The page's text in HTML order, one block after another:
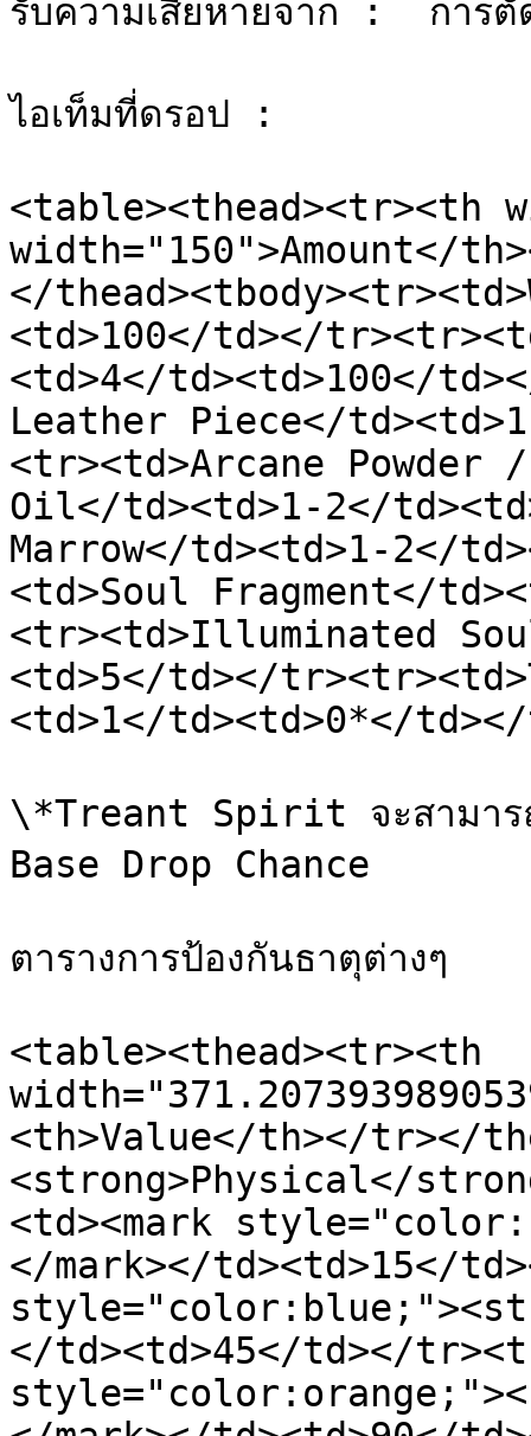
รับความเสียหายจาก :  การ
ไอเท็มที่ดรอป :
<table><thead><tr><th
width="150">Amount</
</
<td>100</td></
<td>4</td><td>100</
Leather Piece</
<tr><td>Arcane
Oil</td><td>1-2</
Marrow</td><td>1-2</
<td>Soul Fragment</
<tr><td>Illuminated
<td>5</td></
<td>1</td><td>0*</
\*Treant Spirit จะสามารถ
Base Drop Chance
ตารางการป้องกันธาตุต่างๆ
<table><thead><tr><th
<th>Value</th></tr></
<strong>Physical</
<td><mark
</mark></td><td>15</
</td><td>45</td></